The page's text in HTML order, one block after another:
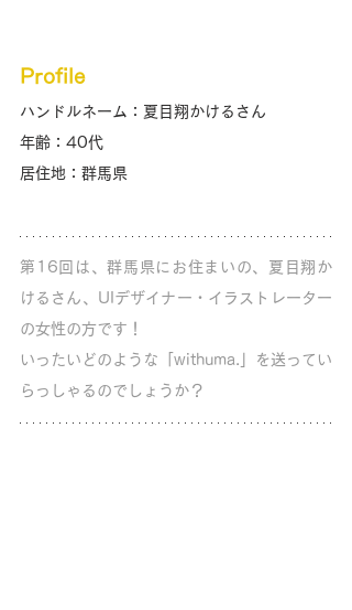
Profile
ハンドルネーム：夏目翔かけるさん
年齢：40代
居住地：群馬県
第16回は、群馬県にお住まいの、夏目翔か
けるさん、UIデザイナー・イラストレーター
の女性の方です！
いったいどのような「withuma.」を送ってい
らっしゃるのでしょうか？